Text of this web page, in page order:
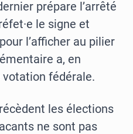
prépare l’arrêté
le signe et
l’afficher au pilier
a, en
votation fédérale.
les élections
ne sont pas